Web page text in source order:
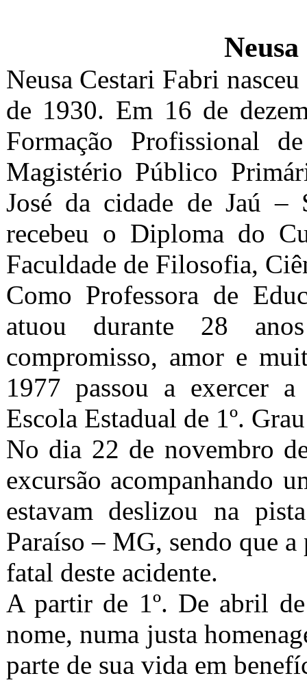
Neusa Cestari Fabri
de 1930. Em 16 de
Formação Profissional
Magistério Público
José da cidade de Jaú –
recebeu o Diploma do
Faculdade de Filosofia,
Como Professora de
atuou durante 28
compromisso, amor e
1977 passou a exercer
Escola Estadual de 1º.
No dia 22 de novembro
excursão acompanhando
estavam deslizou na
Paraíso – MG, sendo que
fatal deste acidente.
A partir de 1º. De abril
nome, numa justa
parte de sua vida em